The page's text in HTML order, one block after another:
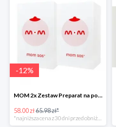
-12%
MOM 2x Zestaw Preparat na poprawę laktacji na mleku słodowym -12%
58.00 zł65.98 zł*
*najniższa cena z 30 dni przed obniżką